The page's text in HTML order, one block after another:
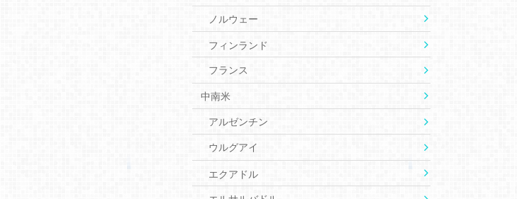
ノルウェー
フィンランド
フランス
中南米
アルゼンチン
ウルグアイ
エクアドル